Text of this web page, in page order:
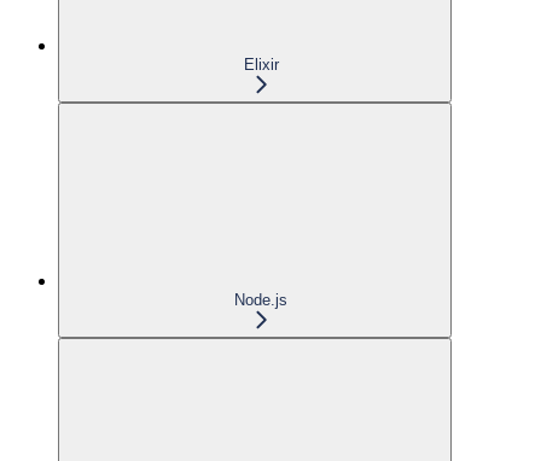
Elixir
Node.js